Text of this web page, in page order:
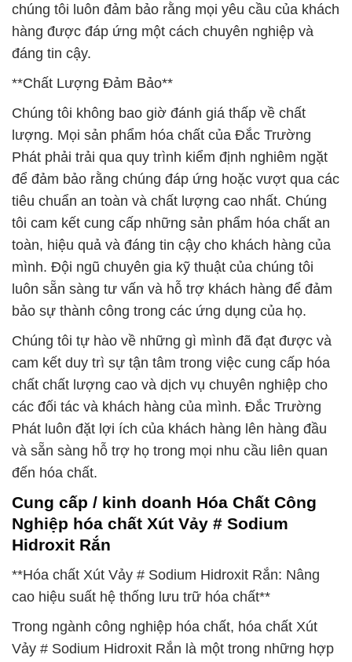
chúng tôi luôn đảm bảo rằng mọi yêu cầu của khách
hàng được đáp ứng một cách chuyên nghiệp và
đáng tin cậy.
**Chất Lượng Đảm Bảo**
Chúng tôi không bao giờ đánh giá thấp về chất
lượng. Mọi sản phẩm hóa chất của Đắc Trường
Phát phải trải qua quy trình kiểm định nghiêm ngặt
để đảm bảo rằng chúng đáp ứng hoặc vượt qua các
tiêu chuẩn an toàn và chất lượng cao nhất. Chúng
tôi cam kết cung cấp những sản phẩm hóa chất an
toàn, hiệu quả và đáng tin cậy cho khách hàng của
mình. Đội ngũ chuyên gia kỹ thuật của chúng tôi
luôn sẵn sàng tư vấn và hỗ trợ khách hàng để đảm
bảo sự thành công trong các ứng dụng của họ.
Chúng tôi tự hào về những gì mình đã đạt được và
cam kết duy trì sự tận tâm trong việc cung cấp hóa
chất chất lượng cao và dịch vụ chuyên nghiệp cho
các đối tác và khách hàng của mình. Đắc Trường
Phát luôn đặt lợi ích của khách hàng lên hàng đầu
và sẵn sàng hỗ trợ họ trong mọi nhu cầu liên quan
đến hóa chất.
Cung cấp / kinh doanh Hóa Chất Công
Nghiệp hóa chất Xút Vảy # Sodium
Hidroxit Rắn
**Hóa chất Xút Vảy # Sodium Hidroxit Rắn: Nâng
cao hiệu suất hệ thống lưu trữ hóa chất**
Trong ngành công nghiệp hóa chất, hóa chất Xút
Vảy # Sodium Hidroxit Rắn là một trong những hợp